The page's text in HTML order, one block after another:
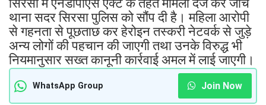
सिरसा में एनडीपीएस एक्ट के तहत मामला दर्ज कर जांच
थाना सदर सिरसा पुलिस को सौंप दी है। महिला आरोपी
से गहनता से पूछताछ कर हेरोइन तस्करी नेटवर्क से जुड़े
अन्य लोगों की पहचान की जाएगी तथा उनके विरुद्ध भी
नियमानुसार सख्त कानूनी कार्रवाई अमल में लाई जाएगी।
WhatsApp Group Join Now